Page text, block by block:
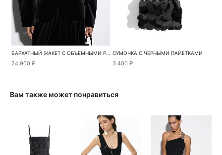
БАРХАТНЫЙ ЖАКЕТ С ОБЪЕМНЫМИ РУКАВАМИ
24 900 ₽
СУМОЧКА С ЧЕРНЫМИ ПАЙЕТКАМИ
3 400 ₽
Вам также может понравиться